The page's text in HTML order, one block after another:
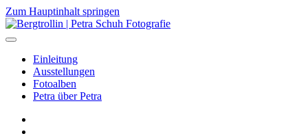
Zum Hauptinhalt springen
Einleitung
Ausstellungen
Fotoalben
Petra über Petra